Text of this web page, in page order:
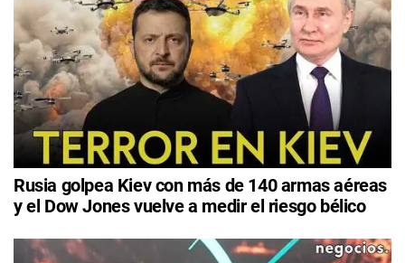
Rusia golpea Kiev con más de 140 armas aéreas
y el Dow Jones vuelve a medir el riesgo bélico